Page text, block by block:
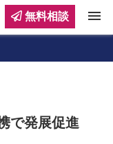
で発展促進
無料相談 menu